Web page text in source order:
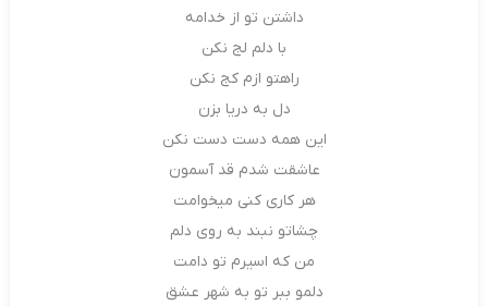
داشتن تو از خدامه
با دلم لج نکن
راهتو ازم کج نکن
دل به دریا بزن
این همه دست دست نکن
عاشقت شدم قد آسمون
هر کاری کنی میخوامت
چشاتو نبند به روی دلم
من که اسیرم تو دامت
دلمو ببر تو به شهر عشق